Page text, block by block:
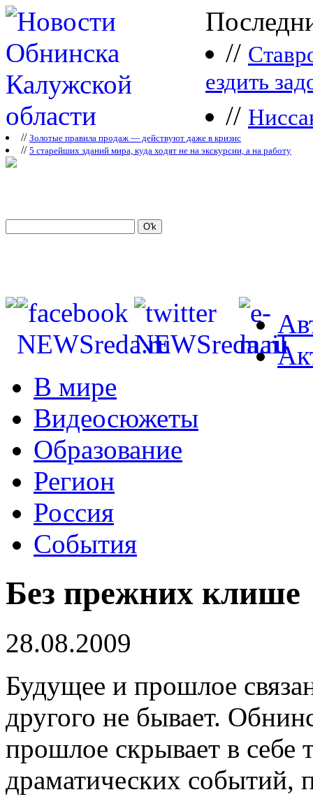
//
ездить
//
// Зoлoтые прaвилa продаж — действуют даже в кризис
// 5 старейших зданий мира, куда ходят не на экскурсии, а на работу
В мире
Видеосюжеты
Образование
Регион
Россия
События
Без прежних клише
28.08.2009
Будущее и прошлое
другого не бывает.
прошлое скрывает в себе
драматических